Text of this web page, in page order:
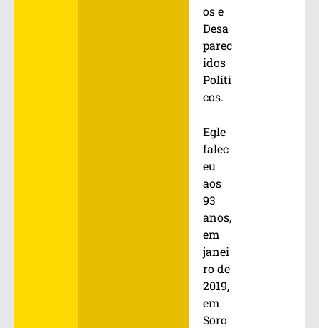
os e
Desa
parec
idos
Políti
cos.
Egle
falec
eu
aos
93
anos,
em
janei
ro de
2019,
em
Soro